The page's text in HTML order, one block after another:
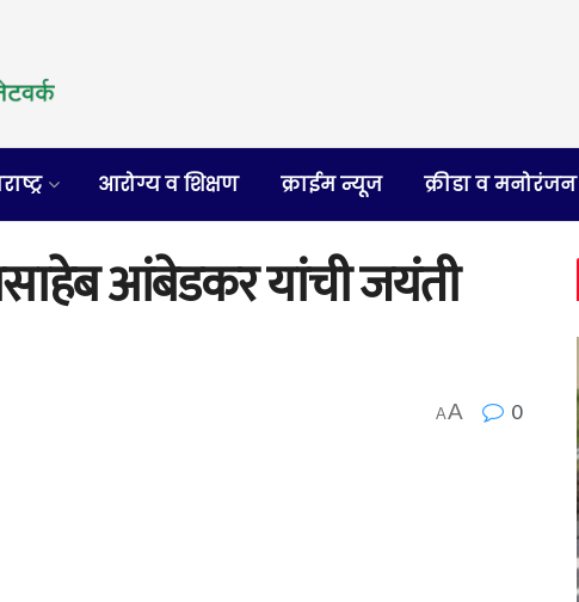
आरोग्य व शिक्षण क्राईम न्यूज क्रीडा व मनोरंजन
आंबेडकर यांची जयंती
AA 0